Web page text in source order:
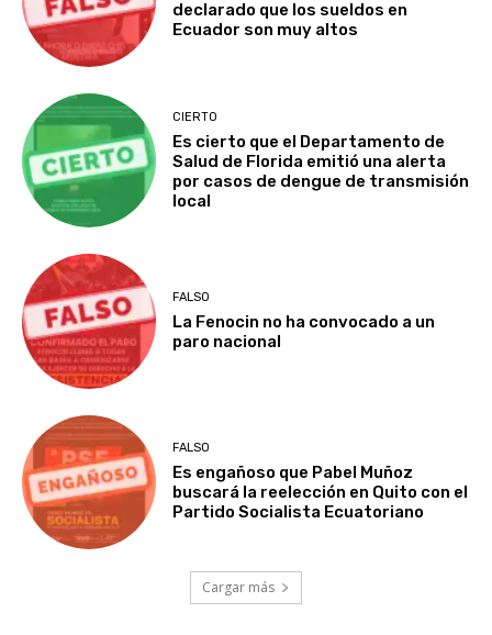
declarado que los sueldos en
Ecuador son muy altos
CIERTO
Es cierto que el Departamento de
Salud de Florida emitió una alerta
por casos de dengue de transmisión
local
FALSO
La Fenocin no ha convocado a un
paro nacional
FALSO
Es engañoso que Pabel Muñoz
buscará la reelección en Quito con el
Partido Socialista Ecuatoriano
Cargar más